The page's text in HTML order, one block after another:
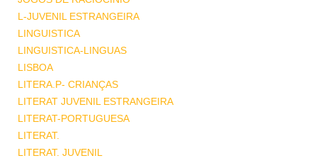
L-JUVENIL ESTRANGEIRA
LINGUISTICA
LINGUISTICA-LINGUAS
LISBOA
LITERA.P- CRIANÇAS
LITERAT JUVENIL ESTRANGEIRA
LITERAT-PORTUGUESA
LITERAT.
LITERAT. JUVENIL